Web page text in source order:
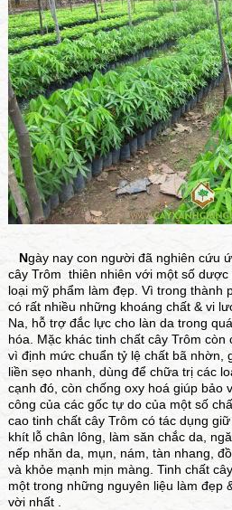
Ngày nay con người đã nghiên cứu
cây Trôm thiên nhiên với một số
loại mỹ phẩm làm đẹp. Vì trong thành
có rất nhiều những khoáng chất & vi
Na, hỗ trợ đắc lực cho làn da trong
hóa. Mặc khác tinh chất cây Trôm
vì định mức chuẩn tỷ lệ chất bã nhờn,
liền sẹo nhanh, dùng để chữa trị các
cạnh đó, còn chống oxy hoá giúp bảo
công của các gốc tự do của một số
cao tinh chất cây Trôm có tác dụng
khít lỗ chân lông, làm săn chắc da,
nếp nhăn da, mụn, nám, tàn nhang,
và khỏe mạnh mịn màng. Tinh chất
một trong những nguyên liệu làm đẹp
vời nhất .